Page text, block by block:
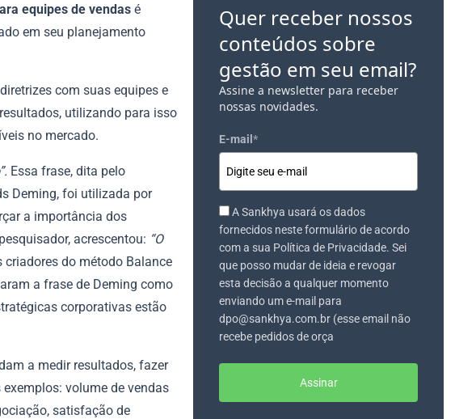
equipes de vendas é
em seu planejamento
com suas equipes e
utilizando para isso
no mercado.
Essa frase, dita pelo
Deming, foi utilizada por
a importância dos
acrescentou: “O
criadores do método Balance
a frase de Deming como
corporativas estão
a medir resultados, fazer
volume de vendas
satisfação de
Quer receber nossos
conteúdos sobre
gestão em seu email?
Assine a newsletter para receber
nossas novidades.
E-mail *
A Sankhya usará os dados
fornecidos neste formulário de acordo
com a sua Política de Privacidade. Sei
que posso mudar de ideia e revogar
esta decisão a qualquer momento
enviando um e-mail para
dpo@sankhya.com.br (esse email não
recebe pedidos de orça
Assinar